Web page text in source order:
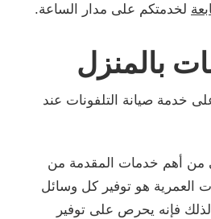
لخدمتكم على مدار الساعة.
بالمنزل
خدمة صيانة التلفونات عند
من أهم خدمات المقدمة من
العمرية هو توفير كل وسائل
لذلك فإنه يحرص على توفير